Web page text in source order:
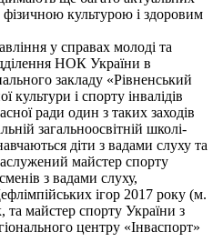
фізичною культурою і здоровим
у справах молоді та
НОК України в
закладу «Рівненський
культури і спорту інвалідів
ради один з таких заходів
загальноосвітній школі-
діти з вадами слуху та
майстер спорту
з вадами слуху,
ігор 2017 року (м.
майстер спорту України з
центру «Інваспорт»